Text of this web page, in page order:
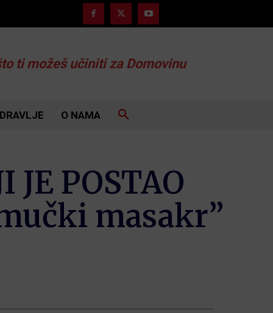
ti možeš učiniti za Domovinu
O NAMA
JE POSTAO
masakr”